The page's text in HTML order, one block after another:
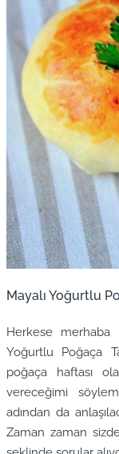
Mayalı Yoğurtlu
Herkese merhaba
Yoğurtlu Poğaça
poğaça haftası
vereceğimi
adından da
Zaman zaman